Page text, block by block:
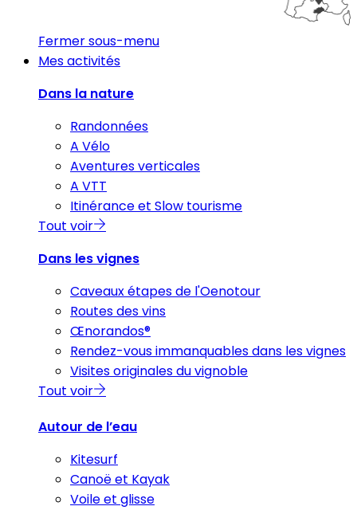
Fermer sous-menu
Mes activités
Dans la nature
Randonnées
A Vélo
Aventures verticales
A VTT
Itinérance et Slow tourisme
Tout voir
Dans les vignes
Caveaux étapes de l'Oenotour
Routes des vins
Œnorandos®
Rendez-vous immanquables dans les vignes
Visites originales du vignoble
Tout voir
Autour de l’eau
Kitesurf
Canoë et Kayak
Voile et glisse